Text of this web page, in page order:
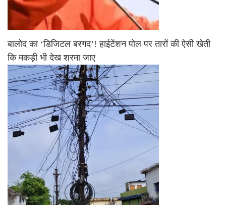
बालोद का ‘डिजिटल बरगद’! हाईटेंशन पोल पर तारों की ऐसी खेती
कि मकड़ी भी देख शरमा जाए